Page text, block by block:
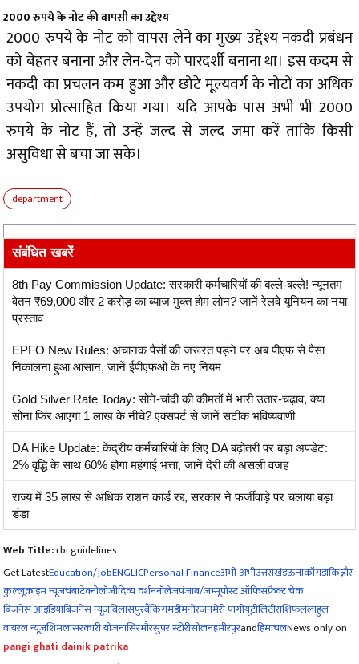
2000 रुपये के नोट की वापसी का उद्देश्य
2000 रुपये के नोट को वापस लेने का मुख्य उद्देश्य नकदी प्रबंधन
को बेहतर बनाना और लेन-देन को पारदर्शी बनाना था। इस कदम से
नकदी का प्रचलन कम हुआ और छोटे मूल्यवर्ग के नोटों का अधिक
उपयोग प्रोत्साहित किया गया। यदि आपके पास अभी भी 2000
रुपये के नोट हैं, तो उन्हें जल्द से जल्द जमा करें ताकि किसी
असुविधा से बचा जा सके।
department
संबंधित खबरें
8th Pay Commission Update: सरकारी कर्मचारियों की बल्ले-बल्ले! न्यूनतम
वेतन ₹69,000 और 2 करोड़ का ब्याज मुक्त होम लोन? जानें रेलवे यूनियन का नया
प्रस्ताव
EPFO New Rules: अचानक पैसों की जरूरत पड़ने पर अब पीएफ से पैसा
निकालना हुआ आसान, जानें ईपीएफओ के नए नियम
Gold Silver Rate Today: सोने-चांदी की कीमतों में भारी उतार-चढ़ाव, क्या
सोना फिर आएगा 1 लाख के नीचे? एक्सपर्ट से जानें सटीक भविष्यवाणी
DA Hike Update: केंद्रीय कर्मचारियों के लिए DA बढ़ोतरी पर बड़ा अपडेट:
2% वृद्धि के साथ 60% होगा महंगाई भत्ता, जानें देरी की असली वजह
राज्य में 35 लाख से अधिक राशन कार्ड रद्द, सरकार ने फर्जीवाड़े पर चलाया बड़ा
डंडा
Web Title:rbi guidelines
Get LatestEducation/JobENGLICPersonal Financeअभी-अभीउत्तराखंडऊनाकाँगड़ाकिन्नौर
कुल्लूक्राइम न्यूजचंबाटेक्नोलॉजीदिव्य दर्शननॉलेजपंजाब/जम्मूपोस्ट ऑफिसफ़ैक्ट चेक
बिजनेस आइडियाबिज़नेस न्यूज़बिलासपुरबैंकिंगमंडीमनोरंजनमेरी पांगीयूटीलिटीराशिफललाहुल
वायरल न्यूज़शिमलासरकारी योजनासिरमौरसुपर स्टोरीसोलनहमीरपुरandहिमाचलNews only on
pangi ghati dainik patrika